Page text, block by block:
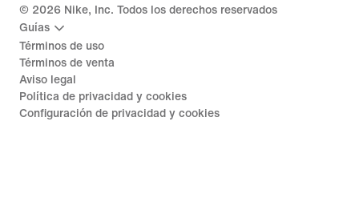
© 2026 Nike, Inc. Todos los derechos reservados
Guías
Términos de uso
Términos de venta
Aviso legal
Política de privacidad y cookies
Configuración de privacidad y cookies